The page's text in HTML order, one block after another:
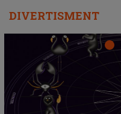
DIVERTISMENT